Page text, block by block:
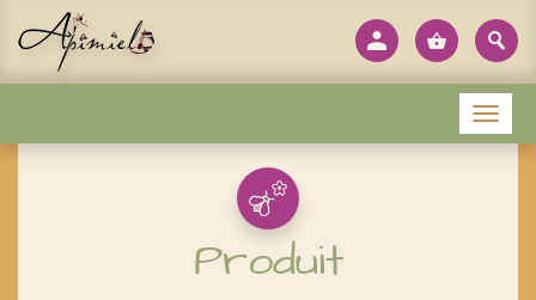
Produit
Menu
Panneau de gestion des cookies